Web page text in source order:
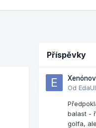
Příspěvky
Od
balast -
golfa,